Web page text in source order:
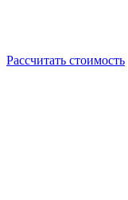
Рассчитать стоимость